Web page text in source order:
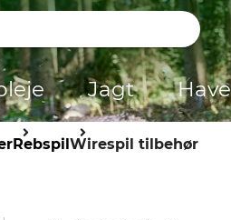
Jagt Have
RebspilWirespil tilbehør